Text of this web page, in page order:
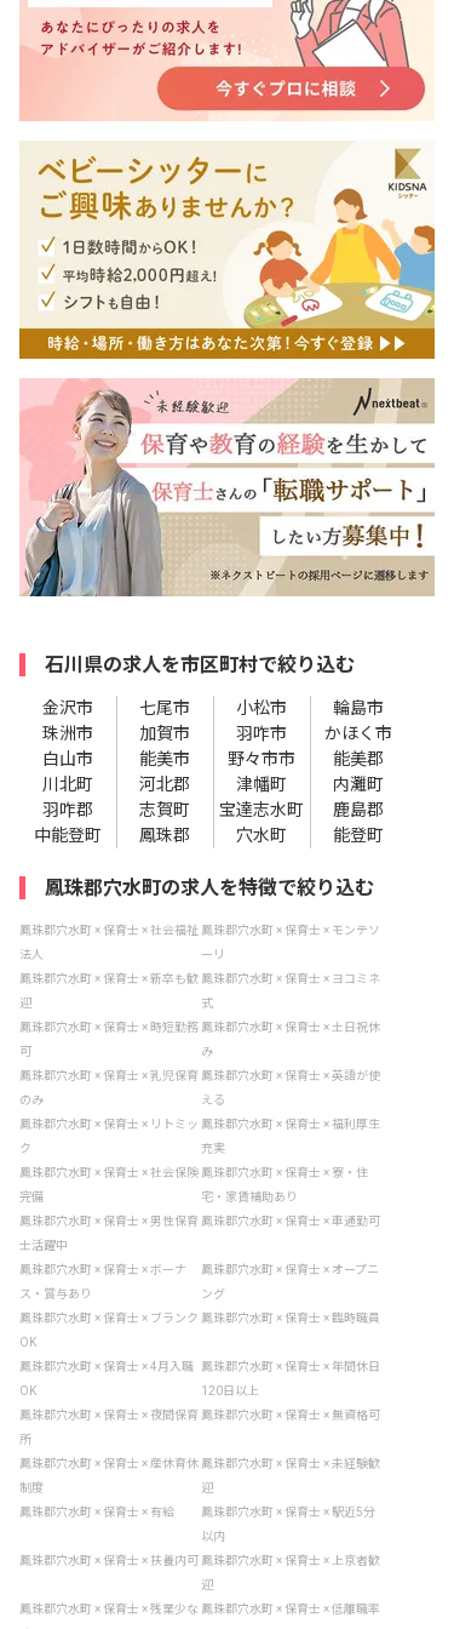
石川県の求人を市区町村で絞り込む
金沢市 七尾市 小松市
輪島市
珠洲市
加賀市 羽咋市
かほく市
白山市
能美市 野々市市
能美郡
川北町
河北郡 津幡町
内灘町
羽咋郡
志賀町 宝達志水町
鹿島郡
中能登町
鳳珠郡 穴水町 能登町
鳳珠郡穴水町の求人を特徴で絞り込む
鳳珠郡穴水町 × 保育士 × 社会福祉
法人
鳳珠郡穴水町 × 保育士 × モンテソ
ーリ
鳳珠郡穴水町 × 保育士 × 新卒も歓
迎
鳳珠郡穴水町 × 保育士 × ヨコミネ
式
鳳珠郡穴水町 × 保育士 × 時短勤務
可
鳳珠郡穴水町 × 保育士 × 土日祝休
み
鳳珠郡穴水町 × 保育士 × 乳児保育
のみ
鳳珠郡穴水町 × 保育士 × 英語が使
える
鳳珠郡穴水町 × 保育士 × リトミッ
ク
鳳珠郡穴水町 × 保育士 × 福利厚生
充実
鳳珠郡穴水町 × 保育士 × 社会保険
完備
鳳珠郡穴水町 × 保育士 × 寮・住
宅・家賃補助あり
鳳珠郡穴水町 × 保育士 × 男性保育
士活躍中
鳳珠郡穴水町 × 保育士 × 車通勤可
鳳珠郡穴水町 × 保育士 × ボーナ
ス・賞与あり
鳳珠郡穴水町 × 保育士 × オープニ
ング
鳳珠郡穴水町 × 保育士 × ブランク
OK
鳳珠郡穴水町 × 保育士 × 臨時職員
鳳珠郡穴水町 × 保育士 × 4月入職
OK
鳳珠郡穴水町 × 保育士 × 年間休日
120日以上
鳳珠郡穴水町 × 保育士 × 夜間保育
所
鳳珠郡穴水町 × 保育士 × 無資格可
鳳珠郡穴水町 × 保育士 × 産休育休
制度
鳳珠郡穴水町 × 保育士 × 未経験歓
迎
鳳珠郡穴水町 × 保育士 × 有給
鳳珠郡穴水町 × 保育士 × 駅近5分
以内
鳳珠郡穴水町 × 保育士 × 扶養内可 鳳珠郡穴水町 × 保育士 × 上京者歓
迎
鳳珠郡穴水町 × 保育士 × 残業少な 鳳珠郡穴水町 × 保育士 × 低離職率